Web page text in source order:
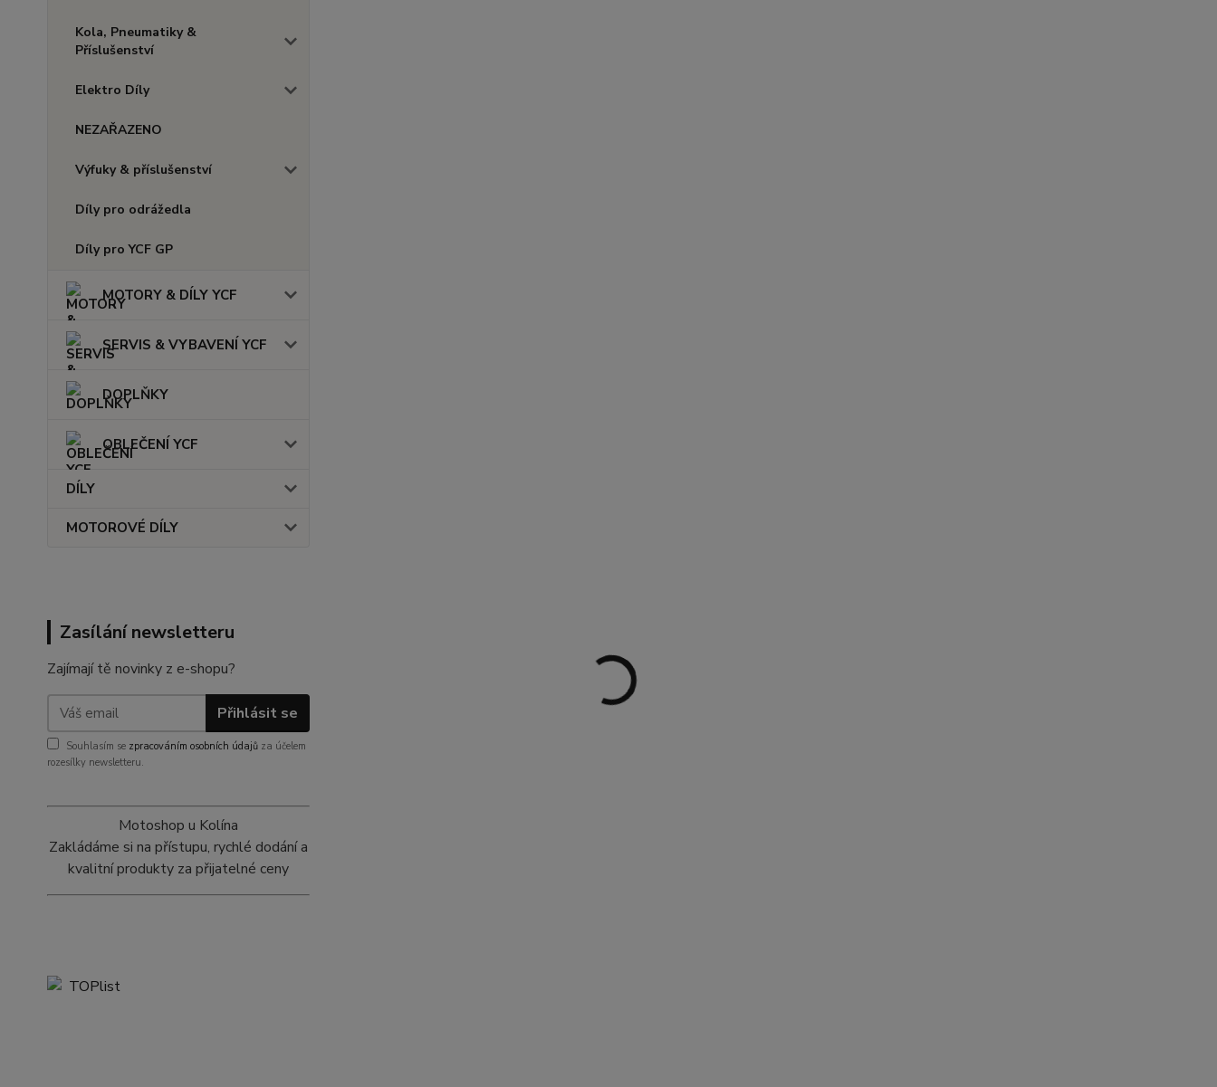
Kola, Pneumatiky &
Příslušenství
Elektro Díly
NEZAŘAZENO
Výfuky & příslušenství
Díly pro odrážedla
Díly pro YCF GP
MOTORY & DÍLY YCF
SERVIS & VYBAVENÍ YCF
DOPLŇKY
OBLEČENÍ YCF
DÍLY
MOTOROVÉ DÍLY
Zasílání newsletteru
Zajímají tě novinky z e-shopu?
Přihlásit se
Souhlasím se zpracováním osobních údajů za účelem
rozesílky newsletteru.
Motoshop u Kolína
Zakládáme si na přístupu, rychlé dodání a
kvalitní produkty za přijatelné ceny